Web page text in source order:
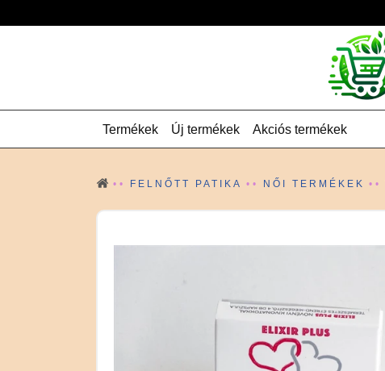
Termékek Új termékek Akciós termékek
FELNŐTT PATIKA NŐI TERMÉKEK